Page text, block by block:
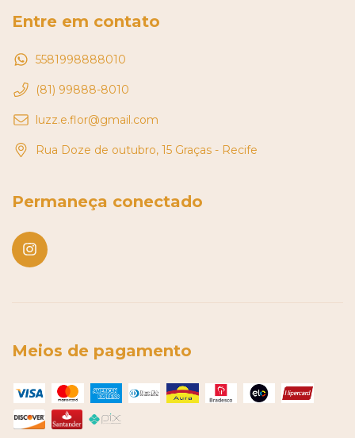
Entre em contato
5581998888010
(81) 99888-8010
luzz.e.flor@gmail.com
Rua Doze de outubro, 15 Graças - Recife
Permaneça conectado
Meios de pagamento